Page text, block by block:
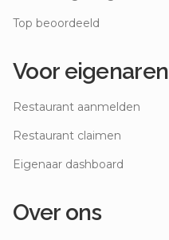
Top beoordeeld
Voor eigenaren
Restaurant aanmelden
Restaurant claimen
Eigenaar dashboard
Over ons